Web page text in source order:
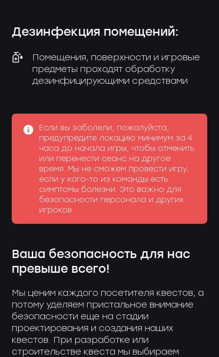
Дезинфекция помещений:
Помещения, поверхности и игровые
предметы проходят обработку
дезинфицирующими средствами
Если вы заболели, пожалуйста,
предупредите локацию минимум за 4
часа до начала игры, чтобы отменить
или перенести сеанс на другое
время. Мы не сможем провести игру,
если у кого-то из команды есть
симптомы болезни. Это важно для
безопасности персонала и других
игроков
Ваша безопасность для нас
превыше всего!
Мы ценим каждого посетителя квестов, а
потому уделяем пристальное внимание
безопасности еще на стадии
проектирования и создания наших
квестов. При разработке или
строительстве квеста мы выбираем